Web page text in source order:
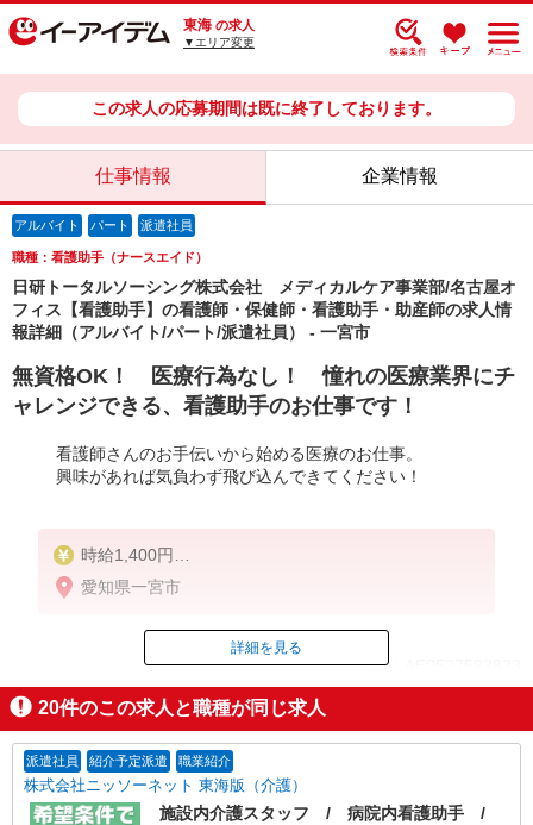
東海 の求人
▼エリア変更
この求人の応募期間は既に終了しております。
仕事情報 企業情報
アルバイト パート 派遣社員
職種：看護助手（ナースエイド）
日研トータルソーシング株式会社 メディカルケア事業部/名古屋オ
フィス【看護助手】の看護師・保健師・看護助手・助産師の求人情
報詳細（アルバイト/パート/派遣社員） - 一宮市
無資格OK！ 医療行為なし！ 憧れの医療業界にチ
ャレンジできる、看護助手のお仕事です！
看護師さんのお手伝いから始める医療のお仕事。
興味があれば気負わず飛び込んできてください！
時給1,400円
★週払いOK（規定あり）
愛知県一宮市
ID：AE0527593833
掲載期間終了
詳細を見る
20件のこの求人と職種が同じ求人
派遣社員 紹介予定派遣 職業紹介
株式会社ニッソーネット 東海版（介護）
施設内介護スタッフ / 病院内看護助手 /